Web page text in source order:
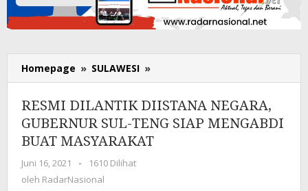
Homepage » SULAWESI »
DILANTIK
NEGARA,
GUBERNUR
SUL-
RESMI DILANTIK DIISTANA NEGARA,
GUBERNUR SUL-TENG SIAP MENGABDI
BUAT MASYARAKAT
Juni 16, 2021
oleh
RadarNasional
-
1610 Dilihat
oleh RadarNasional